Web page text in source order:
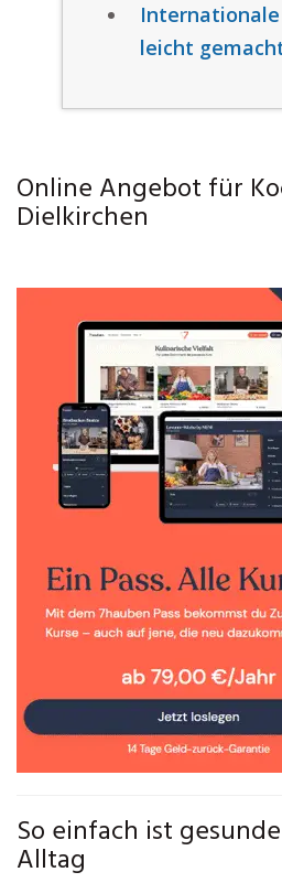
leicht
Online Angebot für
Dielkirchen
So einfach ist
Alltag